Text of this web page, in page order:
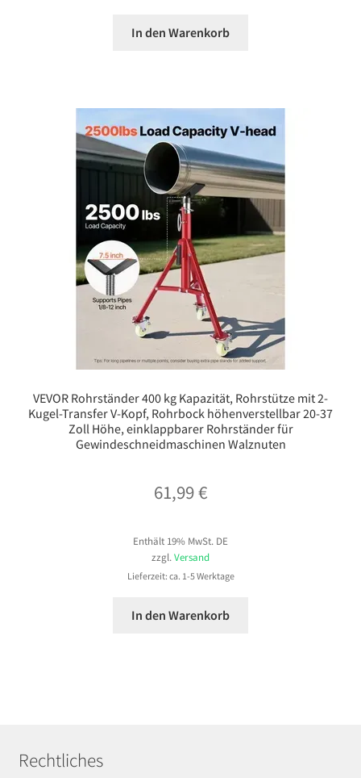
In den Warenkorb
VEVOR Rohrständer 400 kg Kapazität, Rohrstütze mit 2-
Kugel-Transfer V-Kopf, Rohrbock höhenverstellbar 20-37
Zoll Höhe, einklappbarer Rohrständer für
Gewindeschneidmaschinen Walznuten
61,99€
Enthält 19% MwSt. DE
zzgl. Versand
Lieferzeit: ca. 1-5 Werktage
In den Warenkorb
Rechtliches